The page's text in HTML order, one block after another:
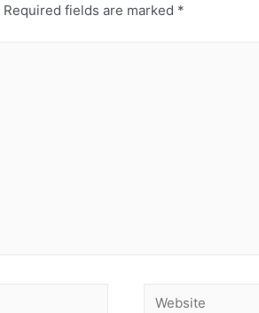
Required fields are marked *
Website